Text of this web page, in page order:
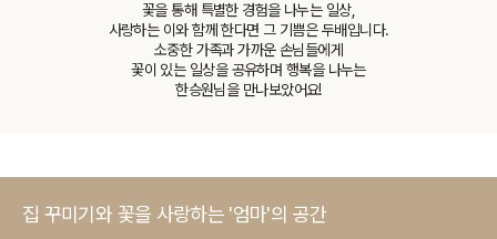
꽃을 통해 특별한 경험을 나누는 일상,
사랑하는 이와 함께 한다면 그 기쁨은 두배입니다.
소중한 가족과 가까운 손님들에게
꽃이 있는 일상을 공유하며 행복을 나누는
한승원님을 만나보았어요!
집 꾸미기와 꽃을 사랑하는 '엄마'의 공간